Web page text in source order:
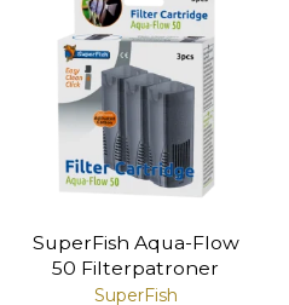
SuperFish Aqua-Flow
50 Filterpatroner
SuperFish